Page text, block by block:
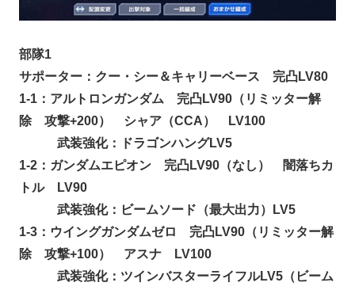
部隊1
サポーター：クー・シー＆キャリーベース 完凸LV80
1-1：アルトロンガンダム 完凸LV90（リミッター解
除 攻撃+200） シャア（CCA） LV100
武装強化：ドラゴンハングLV5
1-2：ガンダムエピオン 完凸LV90（なし） 闇落ちカ
トル LV90
武装強化：ビームソード（最大出力）LV5
1-3：ウイングガンダムゼロ 完凸LV90（リミッター解
除 攻撃+100） アスナ LV100
武装強化：ツインバスターライフルLV5（ビーム